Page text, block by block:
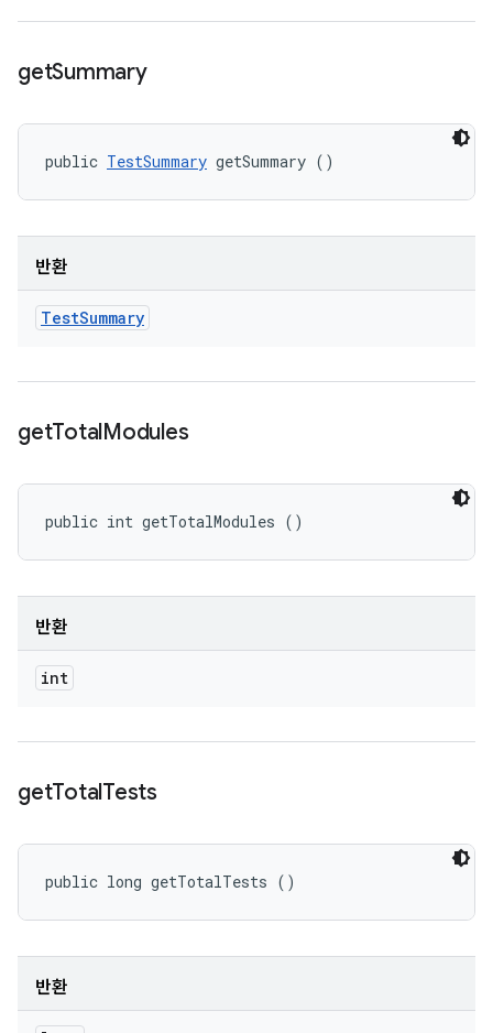
getSummary
public TestSummary getSummary ()
반환
TestSummary
getTotalModules
public int getTotalModules ()
반환
int
getTotalTests
public long getTotalTests ()
반환